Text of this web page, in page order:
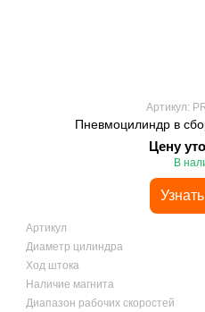
Артикул:
Пневмоцилиндр в
Цену
В
Артикул
Диаметр цилиндра
Ход штока
Наличие магнита
Диапазон рабочих скоростей